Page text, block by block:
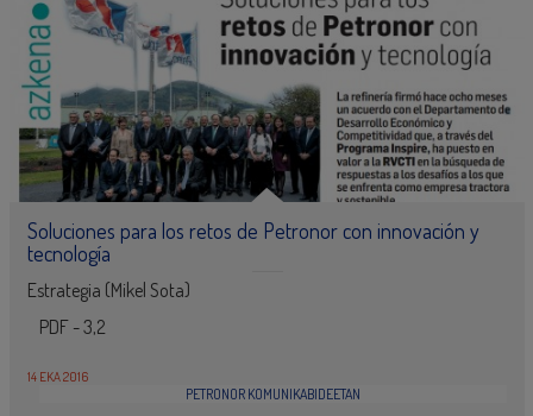
Soluciones para los retos de Petronor con innovación y
tecnología
Estrategia (Mikel Sota)
PDF - 3,2
14 EKA 2016
PETRONOR KOMUNIKABIDEETAN